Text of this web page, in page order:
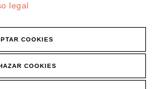
legal
COOKIES
COOKIES